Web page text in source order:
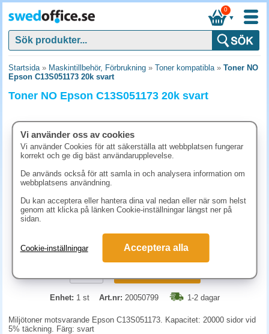
▼
0
Startsida» Maskintillbehör, Förbrukning » Toner kompatibla» Toner NO
Epson C13S051173 20k svart
Toner NO Epson C13S051173 20k svart
2797.50 kr (inkl. moms)
Enhet: 1 st Art.nr: 20050799 1-2 dagar
Miljötoner motsvarande Epson C13S051173. Kapacitet: 20000 sidor vid
5% täckning. Färg: svart
Vi använder oss av cookies
Vi använder Cookies för att säkerställa att webbplatsen fungerar
korrekt och ge dig bäst användarupplevelse.
De används också för att samla in och analysera information om
webbplatsens användning.
Du kan acceptera eller hantera dina val nedan eller när som helst
genom att klicka på länken Cookie-inställningar längst ner på
sidan.
Cookie-inställningar Acceptera alla